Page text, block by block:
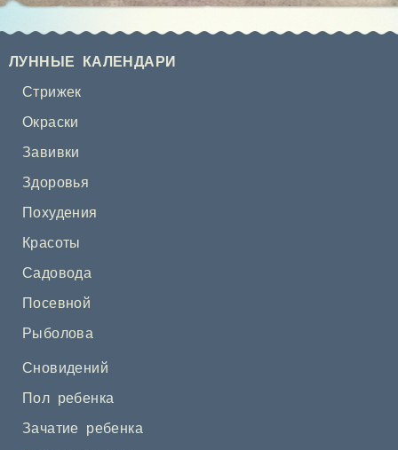
ЛУННЫЕ КАЛЕНДАРИ
Стрижек
Окраски
Завивки
Здоровья
Похудения
Красоты
Садовода
Посевной
Рыболова
Сновидений
Пол ребенка
Зачатие ребенка